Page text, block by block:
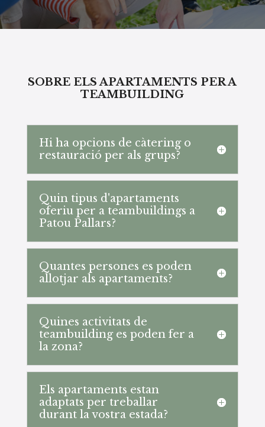
SOBRE ELS APARTAMENTS PER A
TEAMBUILDING
Hi ha opcions de càtering o
restauració per als grups?
Quin tipus d'apartaments
oferiu per a teambuildings a
Patou Pallars?
Quantes persones es poden
allotjar als apartaments?
Quines activitats de
teambuilding es poden fer a
la zona?
Els apartaments estan
adaptats per treballar
durant la vostra estada?